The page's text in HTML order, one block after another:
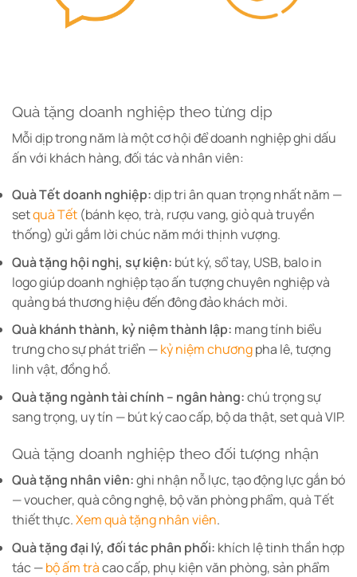
Quà tặng doanh nghiệp theo từng dịp
Mỗi dịp trong năm là một cơ hội để doanh nghiệp ghi dấu
ấn với khách hàng, đối tác và nhân viên:
Quà Tết doanh nghiệp:dịp tri ân quan trọng nhất năm —
setquà Tết (bánh kẹo, trà, rượu vang, giỏ quà truyền
thống) gửi gắm lời chúc năm mới thịnh vượng.
Quà tặng hội nghị, sự kiện: bút ký, sổ tay, USB, balo in
logo giúp doanh nghiệp tạo ấn tượng chuyên nghiệp và
quảng bá thương hiệu đến đông đảo khách mời.
Quà khánh thành, kỷ niệm thành lập: mang tính biểu
trưng cho sự phát triển —kỷ niệm chươngpha lê, tượng
linh vật, đồng hồ.
Quà tặng ngành tài chính – ngân hàng:chú trọng sự
sang trọng, uy tín — bút ký cao cấp, bộ da thật, set quà VIP.
Quà tặng doanh nghiệp theo đối tượng nhận
Quà tặng nhân viên:ghi nhận nỗ lực, tạo động lực gắn bó
— voucher, quà công nghệ, bộ văn phòng phẩm, quà Tết
thiết thực.Xem quà tặng nhân viên.
Quà tặng đại lý, đối tác phân phối: khích lệ tinh thần hợp
tác —bộ ấm tràcao cấp, phụ kiện văn phòng, sản phẩm